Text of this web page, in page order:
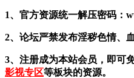
1、官方资源统一解压密码：
2、论坛严禁发布淫秽色情、
3、注册成为本站会员，即可
影视专区等板块的资源。